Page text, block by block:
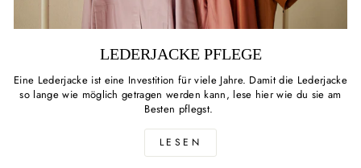
LEDERJACKE PFLEGE
Eine Lederjacke ist eine Investition für viele Jahre. Damit die Lederjacke
so lange wie möglich getragen werden kann, lese hier wie du sie am
Besten pflegst.
LESEN